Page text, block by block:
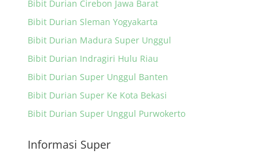
Bibit Durian Cirebon Jawa Barat
Bibit Durian Sleman Yogyakarta
Bibit Durian Madura Super Unggul
Bibit Durian Indragiri Hulu Riau
Bibit Durian Super Unggul Banten
Bibit Durian Super Ke Kota Bekasi
Bibit Durian Super Unggul Purwokerto
Informasi Super